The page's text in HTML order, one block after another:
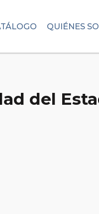
QUIÉNES
del